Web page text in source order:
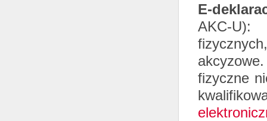
E-
AKC-U):
fizyczne